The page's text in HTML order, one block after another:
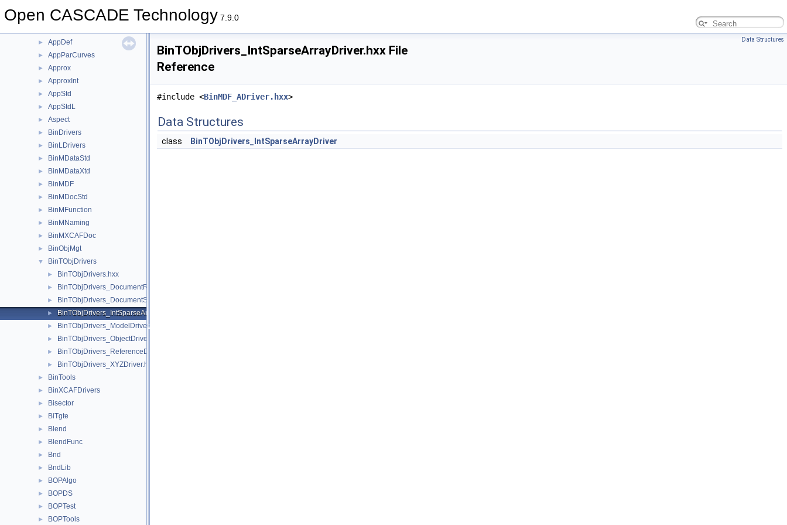
Open CASCADE Technology 7.9.0
► AppBlend
► AppDef
► AppParCurves
► Approx
► ApproxInt
► AppStd
► AppStdL
► Aspect
► BinDrivers
► BinLDrivers
► BinMDataStd
► BinMDataXtd
► BinMDF
► BinMDocStd
► BinMFunction
► BinMNaming
► BinMXCAFDoc
► BinObjMgt
▼ BinTObjDrivers
► BinTObjDrivers.hxx
► BinTObjDrivers_DocumentRetrievalDriver.hxx
► BinTObjDrivers_DocumentStorageDriver.hxx
► BinTObjDrivers_IntSparseArrayDriver.hxx
► BinTObjDrivers_ModelDriver.hxx
► BinTObjDrivers_ObjectDriver.hxx
► BinTObjDrivers_ReferenceDriver.hxx
► BinTObjDrivers_XYZDriver.hxx
► BinTools
► BinXCAFDrivers
► Bisector
► BiTgte
► Blend
► BlendFunc
► Bnd
► BndLib
► BOPAlgo
► BOPDS
► BOPTest
► BOPTools
Data Structures
BinTObjDrivers_IntSparseArrayDriver.hxx File
Reference
#include <BinMDF_ADriver.hxx>
Data Structures
class BinTObjDrivers_IntSparseArrayDriver